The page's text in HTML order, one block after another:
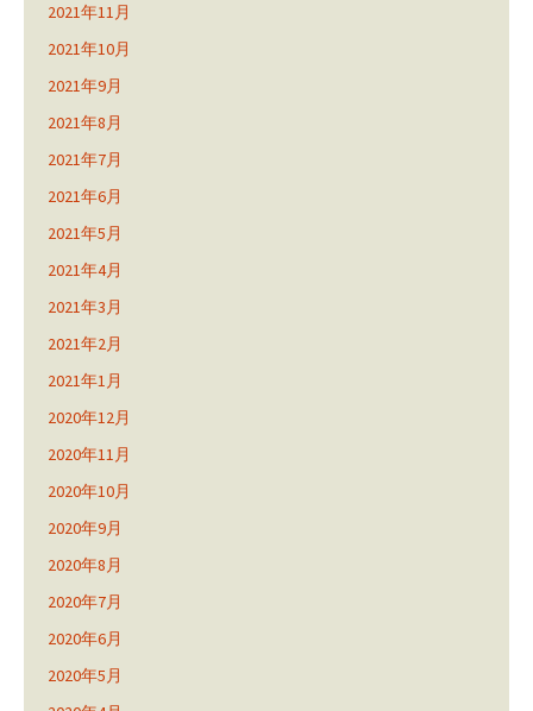
2021年11月
2021年10月
2021年9月
2021年8月
2021年7月
2021年6月
2021年5月
2021年4月
2021年3月
2021年2月
2021年1月
2020年12月
2020年11月
2020年10月
2020年9月
2020年8月
2020年7月
2020年6月
2020年5月